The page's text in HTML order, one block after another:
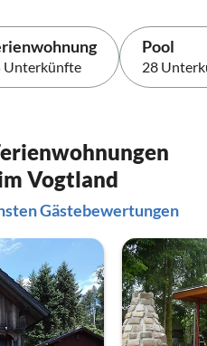
Unterkünfte
Pool
28
Vogtland
Gästebewertungen